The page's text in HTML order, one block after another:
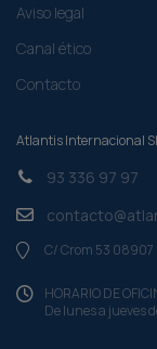
Aviso legal
Canal ético
Contacto
Atlantis Internacional
93 336 97 97
C/ Crom 53 08907
HORARIO DE
De lunes a jueves